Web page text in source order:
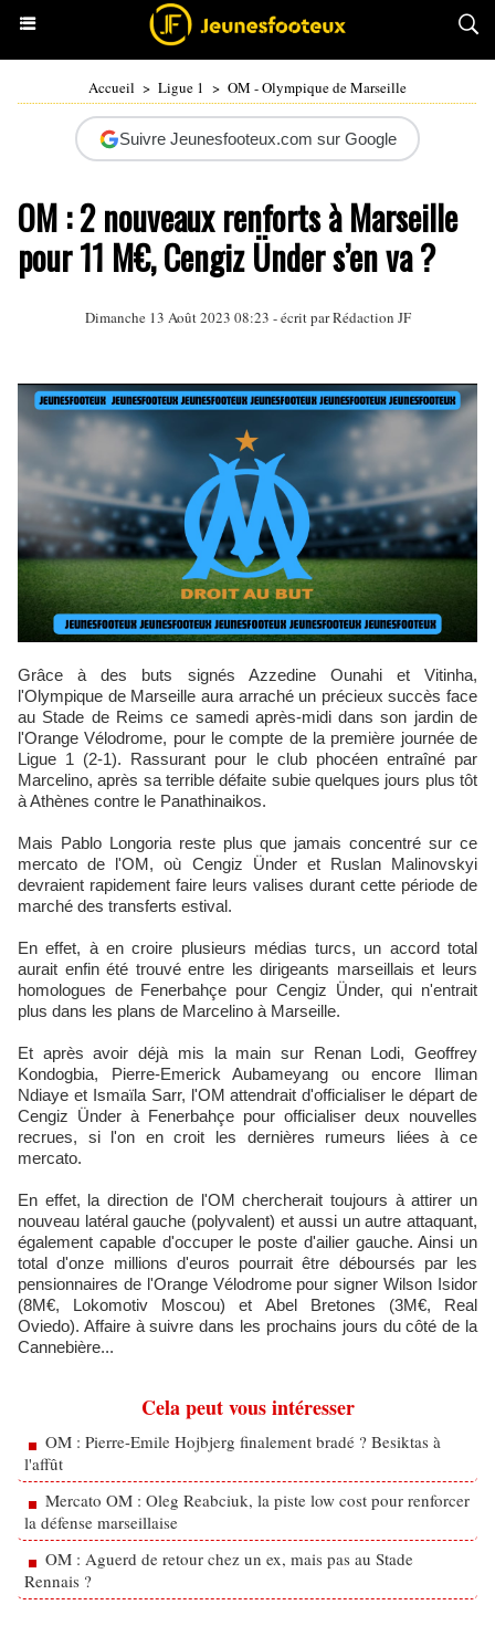
Accueil > Ligue 1 > OM - Olympique de Marseille
Suivre Jeunesfooteux.com sur Google
OM : 2 nouveaux renforts à Marseille
pour 11 M€, Cengiz Ünder s’en va ?
Dimanche 13 Août 2023 08:23 - écrit par Rédaction JF
Grâce à des buts signés Azzedine Ounahi et Vitinha,
l'Olympique de Marseille aura arraché un précieux succès face
au Stade de Reims ce samedi après-midi dans son jardin de
l'Orange Vélodrome, pour le compte de la première journée de
Ligue 1 (2-1). Rassurant pour le club phocéen entraîné par
Marcelino, après sa terrible défaite subie quelques jours plus tôt
à Athènes contre le Panathinaikos.
Mais Pablo Longoria reste plus que jamais concentré sur ce
mercato de l'OM, où Cengiz Ünder et Ruslan Malinovskyi
devraient rapidement faire leurs valises durant cette période de
marché des transferts estival.
En effet, à en croire plusieurs médias turcs, un accord total
aurait enfin été trouvé entre les dirigeants marseillais et leurs
homologues de Fenerbahçe pour Cengiz Ünder, qui n'entrait
plus dans les plans de Marcelino à Marseille.
Et après avoir déjà mis la main sur Renan Lodi, Geoffrey
Kondogbia, Pierre-Emerick Aubameyang ou encore Iliman
Ndiaye et Ismaïla Sarr, l'OM attendrait d'officialiser le départ de
Cengiz Ünder à Fenerbahçe pour officialiser deux nouvelles
recrues, si l'on en croit les dernières rumeurs liées à ce
mercato.
En effet, la direction de l'OM chercherait toujours à attirer un
nouveau latéral gauche (polyvalent) et aussi un autre attaquant,
également capable d'occuper le poste d'ailier gauche. Ainsi un
total d'onze millions d'euros pourrait être déboursés par les
pensionnaires de l'Orange Vélodrome pour signer Wilson Isidor
(8M€, Lokomotiv Moscou) et Abel Bretones (3M€, Real
Oviedo). Affaire à suivre dans les prochains jours du côté de la
Cannebière...
Cela peut vous intéresser
OM : Pierre-Emile Hojbjerg finalement bradé ? Besiktas à
l'affût
Mercato OM : Oleg Reabciuk, la piste low cost pour renforcer
la défense marseillaise
OM : Aguerd de retour chez un ex, mais pas au Stade
Rennais ?